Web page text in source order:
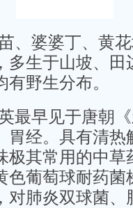
、婆婆丁、黄
多生于山坡、田
野生分布。
最早见于唐朝
胃经。具有清热
极其常用的中草
色葡萄球耐药菌
对肺炎双球菌、